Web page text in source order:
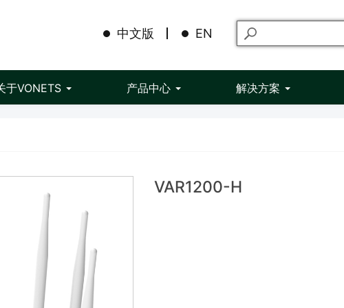
中文版 EN
于VONETS 产品中心 解决方案
VAR1200-H